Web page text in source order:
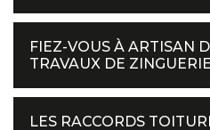
FIEZ-VOUS À ARTISAN
TRAVAUX DE
LES RACCORDS